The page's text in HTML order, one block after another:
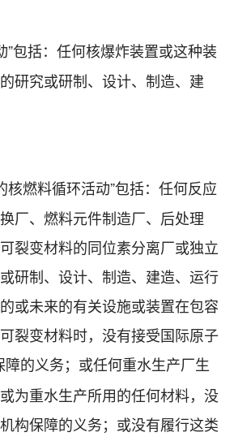
”包括：任何核爆炸装置或这种装
研究或研制、设计、制造、建
核燃料循环活动”包括：任何反应
厂、燃料元件制造厂、后处理
裂变材料的同位素分离厂或独立
研制、设计、制造、建造、运行
或未来的有关设施或装置在包容
裂变材料时，没有接受国际原子
障的义务；或任何重水生产厂生
为重水生产所用的任何材料，没
构保障的义务；或没有履行这类